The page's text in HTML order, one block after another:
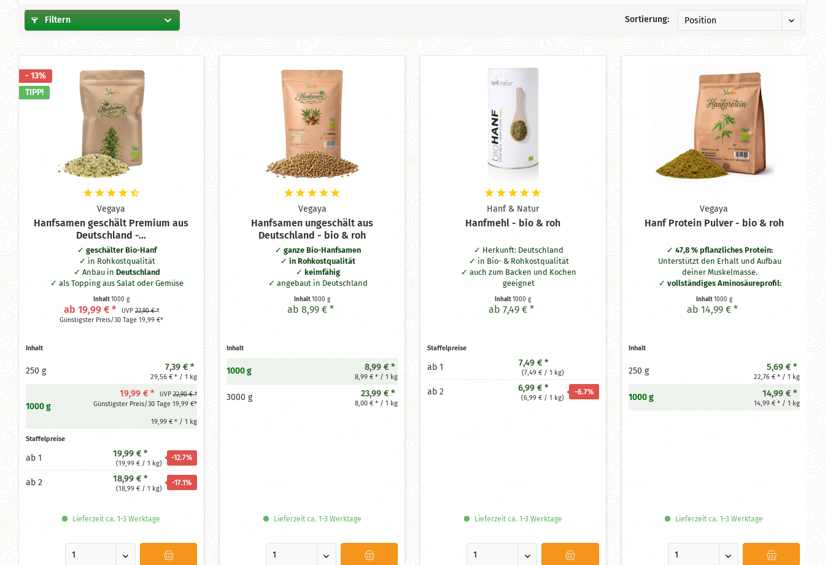
Filtern Sortierung:
- 13%
TIPP!
Vegaya
Hanfsamen geschält Premium aus
Deutschland -...
geschälter Bio-Hanf
in Rohkostqualität
Anbau in Deutschland
als Topping aus Salat oder Gemüse
pflanzliche Proteinquelle
perfekt zur Herstellung eines
Hanfdrinks
Inhalt1000 g
ab 19,99 € * UVP22,90 € *
Günstigster Preis/30 Tage 19,99 €*
Inhalt
250 g 7,39 € *
29,56 € * / 1 kg
1000 g
19,99 € * UVP22,90 € *
Günstigster Preis/30 Tage 19,99 €*
19,99 € * / 1 kg
Staffelpreise
ab 1 19,99 € *
(19,99 € / 1 kg)
-12.7%
ab 2 18,99 € *
(18,99 € / 1 kg)
-17.1%
Lieferzeit ca. 1-3 Werktage
Vegaya
Hanfsamen ungeschält aus
Deutschland - bio & roh
ganze Bio-Hanfsamen
in Rohkostqualität
keimfähig
angebaut in Deutschland
Inhalt1000 g
ab 8,99 € *
Inhalt
1000 g 8,99 € *
8,99 € * / 1 kg
3000 g 23,99 € *
8,00 € * / 1 kg
Lieferzeit ca. 1-3 Werktage
Hanf & Natur
Hanfmehl - bio & roh
Herkunft: Deutschland
in Bio- & Rohkostqualität
auch zum Backen und Kochen
geeignet
Inhalt1000 g
ab 7,49 € *
Staffelpreise
ab 1 7,49 € *
(7,49 € / 1 kg)
ab 2 6,99 € *
(6,99 € / 1 kg)
-6.7%
Lieferzeit ca. 1-3 Werktage
Vegaya
Hanf Protein Pulver - bio & roh
47,8 % pflanzliches Protein:
Unterstützt den Erhalt und Aufbau
deiner Muskelmasse.
vollständiges Aminosäureprofil:
Liefert dir alle acht essenziellen
Aminosäuren.
EU-Bio-Qualität: 100 % rein aus
Verarbeitungstemperaturen.
Ideal für
deine Smoothies, Bowls oder als
proteinreiche Backzutat.
Inhalt1000 g
ab 14,99 € *
Inhalt
250 g 5,69 € *
22,76 € * / 1 kg
1000 g 14,99 € *
14,99 € * / 1 kg
Lieferzeit ca. 1-3 Werktage